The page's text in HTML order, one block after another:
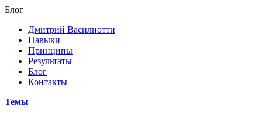
Блог
Дмитрий Василиотти
Навыки
Принципы
Результаты
Блог
Контакты
Темы